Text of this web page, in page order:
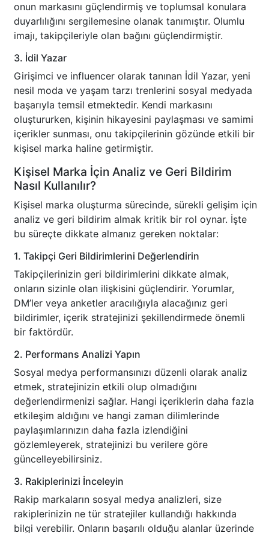
onun markasını güçlendirmiş ve toplumsal konulara
duyarlılığını sergilemesine olanak tanımıştır. Olumlu
imajı, takipçileriyle olan bağını güçlendirmiştir.
3. İdil Yazar
Girişimci ve influencer olarak tanınan İdil Yazar, yeni
nesil moda ve yaşam tarzı trenlerini sosyal medyada
başarıyla temsil etmektedir. Kendi markasını
oluştururken, kişinin hikayesini paylaşması ve samimi
içerikler sunması, onu takipçilerinin gözünde etkili bir
kişisel marka haline getirmiştir.
Kişisel Marka İçin Analiz ve Geri Bildirim
Nasıl Kullanılır?
Kişisel marka oluşturma sürecinde, sürekli gelişim için
analiz ve geri bildirim almak kritik bir rol oynar. İşte
bu süreçte dikkate almanız gereken noktalar:
1. Takipçi Geri Bildirimlerini Değerlendirin
Takipçilerinizin geri bildirimlerini dikkate almak,
onların sizinle olan ilişkisini güçlendirir. Yorumlar,
DM’ler veya anketler aracılığıyla alacağınız geri
bildirimler, içerik stratejinizi şekillendirmede önemli
bir faktördür.
2. Performans Analizi Yapın
Sosyal medya performansınızı düzenli olarak analiz
etmek, stratejinizin etkili olup olmadığını
değerlendirmenizi sağlar. Hangi içeriklerin daha fazla
etkileşim aldığını ve hangi zaman dilimlerinde
paylaşımlarınızın daha fazla izlendiğini
gözlemleyerek, stratejinizi bu verilere göre
güncelleyebilirsiniz.
3. Rakiplerinizi İnceleyin
Rakip markaların sosyal medya analizleri, size
rakiplerinizin ne tür stratejiler kullandığı hakkında
bilgi verebilir. Onların başarılı olduğu alanlar üzerinde